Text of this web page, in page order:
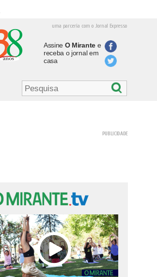
uma parceria com o Jornal Expresso
Assine O Mirantee
receba o jornal em
casa